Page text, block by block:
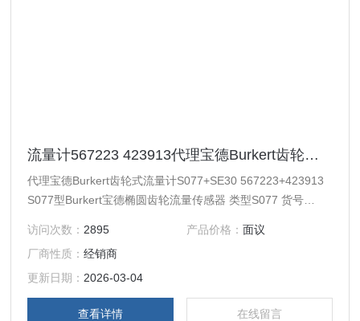
流量计567223 423913代理宝德Burkert齿轮式流量计S077+SE30
代理宝德Burkert齿轮式流量计S077+SE30 567223+423913
S077型Burkert宝德椭圆齿轮流量传感器 类型S077 货号
性:Inline | 2,00l/min - 30l/min | -20,00 °C - 80,00 °C | Inner
thread | G1/2 | A
访问次数： 2895 产品价格： 面议
厂商性质：经销商
更新日期： 2026-03-04
查看详情 在线留言